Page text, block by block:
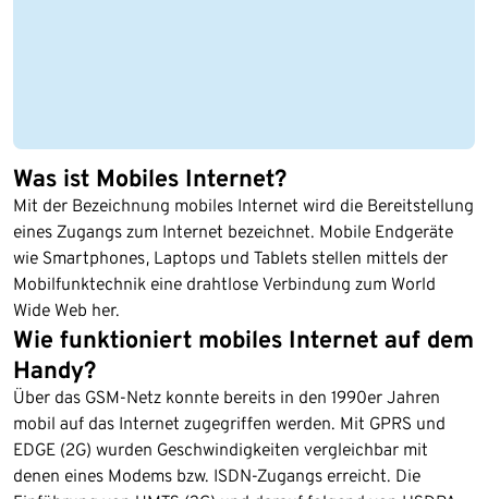
Was ist Mobiles Internet?
Mit der Bezeichnung mobiles Internet wird die Bereitstellung
eines Zugangs zum Internet bezeichnet. Mobile Endgeräte
wie Smartphones, Laptops und Tablets stellen mittels der
Mobilfunktechnik eine drahtlose Verbindung zum World
Wide Web her.
Wie funktioniert mobiles Internet auf dem
Handy?
Über das GSM-Netz konnte bereits in den 1990er Jahren
mobil auf das Internet zugegriffen werden. Mit GPRS und
EDGE (2G) wurden Geschwindigkeiten vergleichbar mit
denen eines Modems bzw. ISDN-Zugangs erreicht. Die